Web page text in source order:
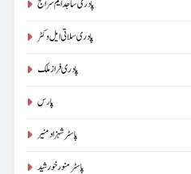
پادری ساجد ایم سراج
پادری سلاتی ایل وکٹر
پادری فراز ملک
پارس
پاسٹر شہزاد منیر
پاسٹر منور خورشید